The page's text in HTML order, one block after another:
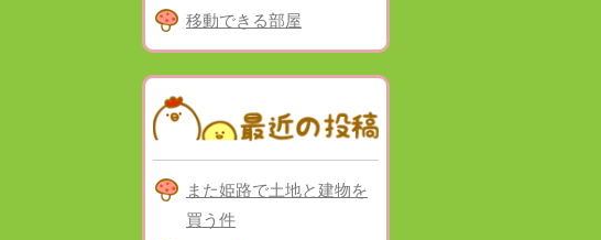
移動できる部屋
また姫路で土地と建物を
買う件